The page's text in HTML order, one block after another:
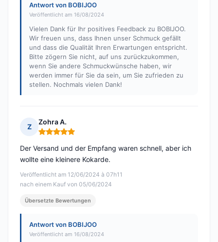
Antwort von BOBIJOO
Veröffentlicht am 16/08/2024
Vielen Dank für Ihr positives Feedback zu BOBIJOO.
Wir freuen uns, dass Ihnen unser Schmuck gefällt
und dass die Qualität Ihren Erwartungen entspricht.
Bitte zögern Sie nicht, auf uns zurückzukommen,
wenn Sie andere Schmuckwünsche haben, wir
werden immer für Sie da sein, um Sie zufrieden zu
stellen. Nochmals vielen Dank!
Z
Zohra A.
Hinweis: 5 von 5
Veröffentlicht am 12/06/2024 à 07h11
nach einem Kauf von 05/06/2024
Der Versand und der Empfang waren schnell, aber ich
wollte eine kleinere Kokarde.
Übersetzte Bewertungen
Antwort von BOBIJOO
Veröffentlicht am 16/08/2024